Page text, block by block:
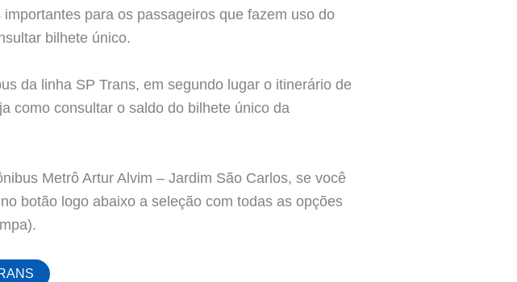
para os passageiros que fazem uso do
bilhete único.
da linha SP Trans, em segundo lugar o itinerário de
como consultar o saldo do bilhete único da
Metrô Artur Alvim – Jardim São Carlos, se você
botão logo abaixo a seleção com todas as opções